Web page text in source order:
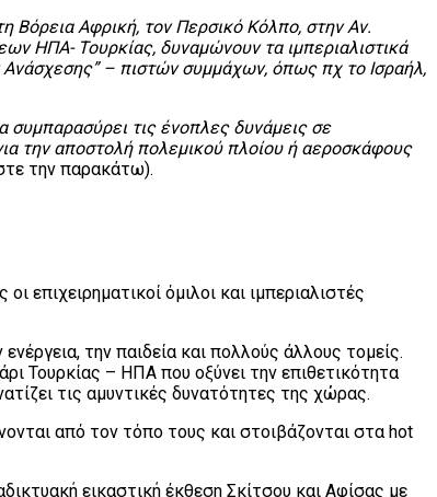
Βόρεια Αφρική, τον Περσικό Κόλπο, στην Αν.
ΗΠΑ- Τουρκίας, δυναμώνουν τα ιμπεριαλιστικά
Ανάσχεσης” – πιστών συμμάχων, όπως πχ το Ισραήλ,
συμπαρασύρει τις ένοπλες δυνάμεις σε
την αποστολή πολεμικού πλοίου ή αεροσκάφους
την παρακάτω).
όμιλοι και ιμπεριαλιστές
την παιδεία και πολλούς άλλους τομείς.
Τουρκίας – ΗΠΑ που οξύνει την επιθετικότητα
τις αμυντικές δυνατότητες της χώρας.
από τον τόπο τους και στοιβάζονται στα hot
εικαστική έκθεση Σκίτσου και Αφίσας με